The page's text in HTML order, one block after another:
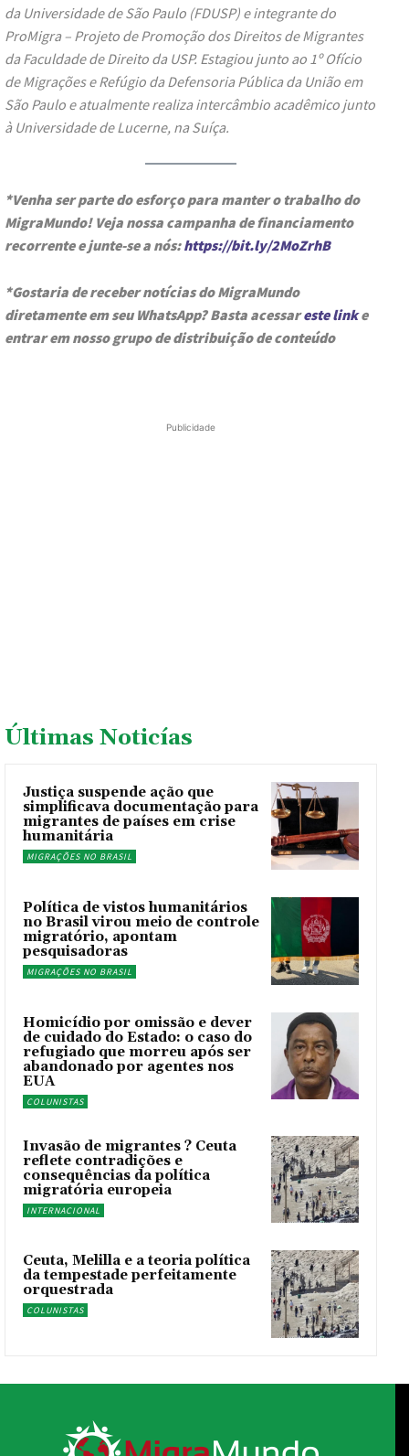
da Universidade de São Paulo (FDUSP) e integrante do
ProMigra – Projeto de Promoção dos Direitos de Migrantes
da Faculdade de Direito da USP. Estagiou junto ao 1º Ofício
de Migrações e Refúgio da Defensoria Pública da União em
São Paulo e atualmente realiza intercâmbio acadêmico junto
à Universidade de Lucerne, na Suíça.
*Venha ser parte do esforço para manter o trabalho do
MigraMundo! Veja nossa campanha de financiamento
recorrente e junte-se a nós:https://bit.ly/2MoZrhB
*Gostaria de receber notícias do MigraMundo
diretamente em seu WhatsApp? Basta acessareste linke
entrar em nosso grupo de distribuição de conteúdo
Publicidade
Últimas Noticías
Justiça suspende ação que
simplificava documentação para
migrantes de países em crise
humanitária
MIGRAÇÕES NO BRASIL
Política de vistos humanitários
no Brasil virou meio de controle
migratório, apontam
pesquisadoras
MIGRAÇÕES NO BRASIL
Homicídio por omissão e dever
de cuidado do Estado: o caso do
refugiado que morreu após ser
abandonado por agentes nos
EUA
COLUNISTAS
Invasão de migrantes ? Ceuta
reflete contradições e
consequências da política
migratória europeia
INTERNACIONAL
Ceuta, Melilla e a teoria política
da tempestade perfeitamente
orquestrada
COLUNISTAS